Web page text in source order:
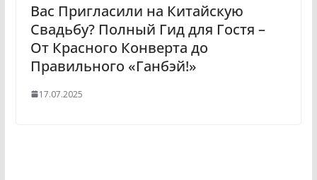
Вас Пригласили на Китайскую
Свадьбу? Полный Гид для Гостя –
От Красного Конверта до
Правильного «Ганбэй!»
17.07.2025